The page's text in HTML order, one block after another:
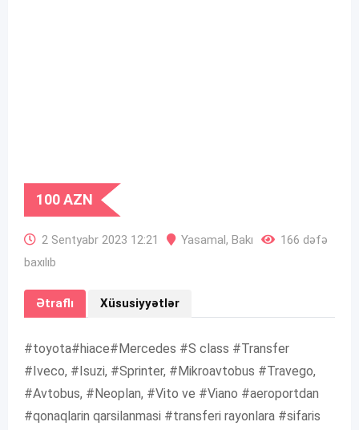
100AZN
2 Sentyabr 2023 12:21 Yasamal, Bakı
166 dəfə
baxılıb
Ətraflı Xüsusiyyətlər
#toyota#hiace#Mercedes #S class #Transfer
#Iveco, #Isuzi, #Sprinter, #Mikroavtobus #Travego,
#Avtobus, #Neoplan, #Vito ve #Viano #aeroportdan
#qonaqlarin qarsilanmasi #transferi rayonlara #sifaris